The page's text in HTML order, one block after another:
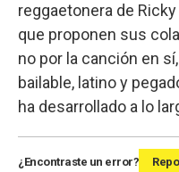
reggaetonera de
que proponen sus
no por la canción en
bailable, latino y
ha desarrollado a lo
¿Encontraste un error?